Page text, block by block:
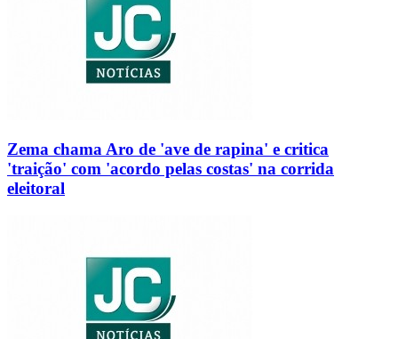
Zema chama Aro de 'ave de rapina' e critica
'traição' com 'acordo pelas costas' na corrida
eleitoral